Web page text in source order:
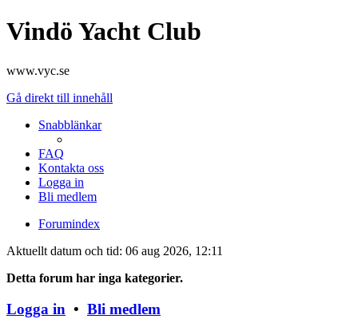
Vindö Yacht Club
www.vyc.se
Gå direkt till innehåll
Snabblänkar
FAQ
Kontakta oss
Logga in
Bli medlem
Forumindex
Aktuellt datum och tid: 06 aug 2026, 12:11
Detta forum har inga kategorier.
Logga in • Bli medlem